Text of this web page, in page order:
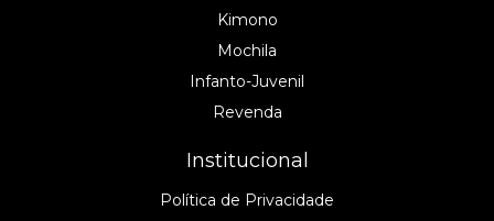
Kimono
Mochila
Infanto-Juvenil
Revenda
Institucional
Política de Privacidade